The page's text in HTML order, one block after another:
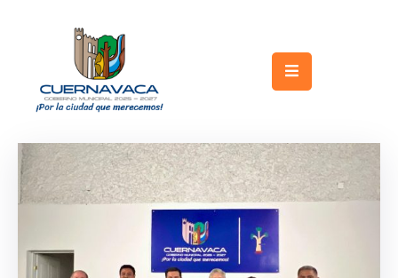
Gobierno
Turismo
Trámites